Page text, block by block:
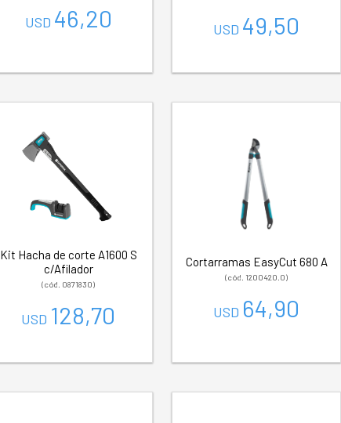
USD 46,20 USD 49,50
Kit Hacha de corte A1600 S
c/Afilador
(cód. 0871830)
USD 128,70
Cortarramas EasyCut 680 A
(cód. 1200420.0)
USD 64,90